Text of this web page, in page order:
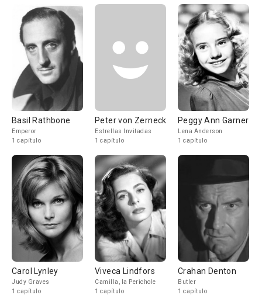
Basil Rathbone
Emperor
1 capítulo
Peter von Zerneck
Estrellas Invitadas
1 capítulo
Peggy Ann Garner
Lena Anderson
1 capítulo
Carol Lynley
Judy Graves
1 capítulo
Viveca Lindfors
Camilla, la Perichole
1 capítulo
Crahan Denton
Butler
1 capítulo